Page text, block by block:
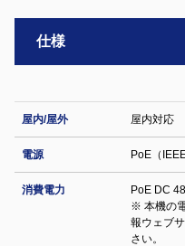
仕様
屋内/屋外 屋内対応
電源 PoE（
消費電力
PoE DC
※ 本機の
報ウェブ
さい。